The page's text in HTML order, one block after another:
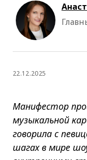
22.12.2025
Манифестор
музыкальной
говорила с
шагах в мире